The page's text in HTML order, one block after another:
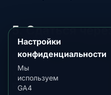
5. Сдаться
Ошибка:"Я смотрел 10
увидел, вернулся
Реальность:
Настройки
конфиденциальности
Мы
используем
GA4